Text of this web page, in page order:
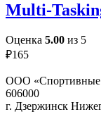
Multi-
Оценка 5.00 из 5
₽165
ООО «Спортивные
606000
г. Дзержинск